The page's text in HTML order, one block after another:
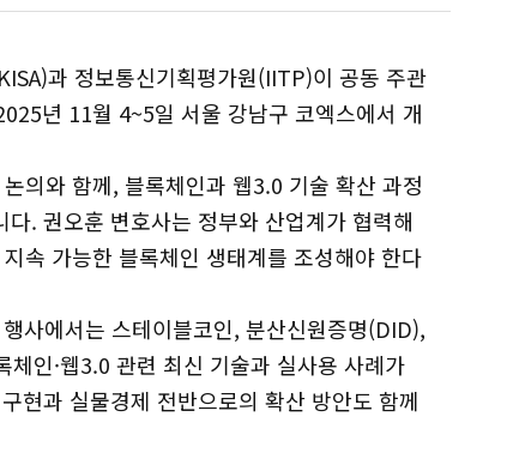
과 정보통신기획평가원(IITP)이 공동 주관
년 11월 4~5일 서울 강남구 코엑스에서 개
의와 함께, 블록체인과 웹3.0 기술 확산 과정
. 권오훈 변호사는 정부와 산업계가 협력해
속 가능한 블록체인 생태계를 조성해야 한다
사에서는 스테이블코인, 분산신원증명(DID),
인·웹3.0 관련 최신 기술과 실사용 사례가
현과 실물경제 전반으로의 확산 방안도 함께